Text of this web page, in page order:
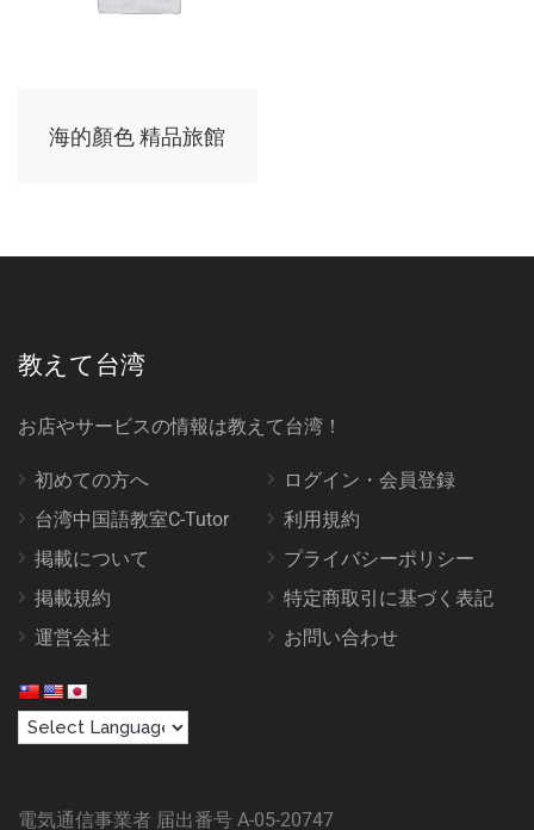
海的顏色 精品旅館
教えて台湾
お店やサービスの情報は教えて台湾！
初めての方へ
台湾中国語教室C-Tutor
掲載について
掲載規約
運営会社
ログイン・会員登録
利用規約
プライバシーポリシー
特定商取引に基づく表記
お問い合わせ
電気通信事業者 届出番号 A-05-20747